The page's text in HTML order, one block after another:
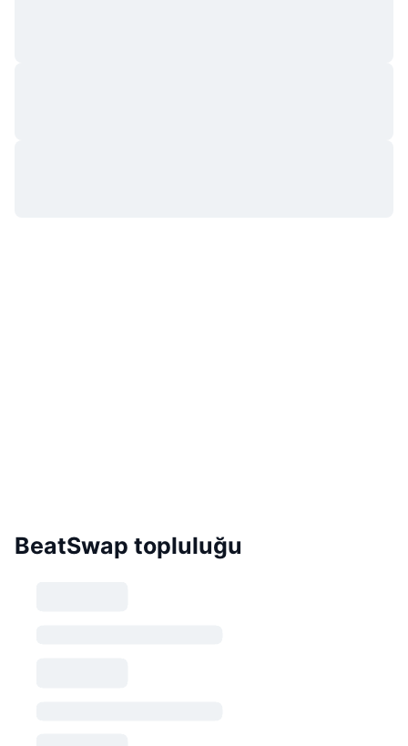
BeatSwap topluluğu